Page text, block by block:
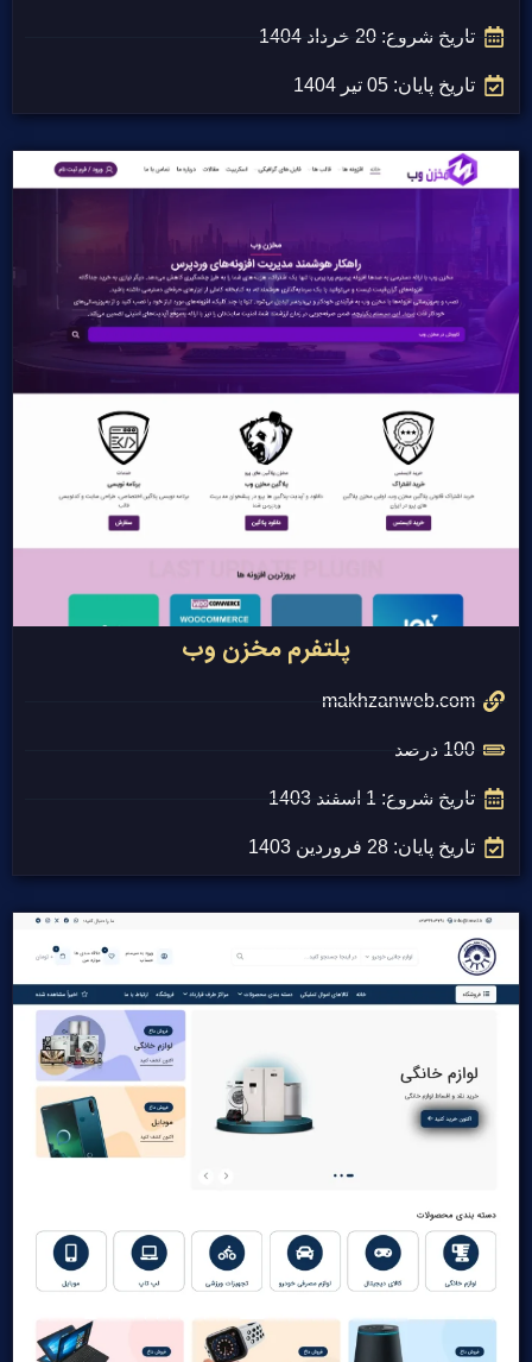
تاریخ شروع: 20 خرداد 1404
تاریخ پایان: 05 تیر 1404
پلتفرم مخزن وب
makhzanweb.com
100 درصد
تاریخ شروع: 1 اسفند 1403
تاریخ پایان: 28 فروردین 1403